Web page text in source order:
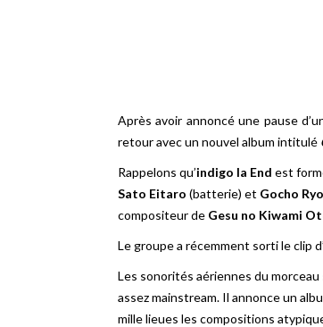
Après avoir annoncé une pause
retour avec un nouvel album intitulé
Rappelons qu’indigo la End est
Sato Eitaro (batterie) et Gocho
compositeur de Gesu no Kiwami
Le groupe a récemment sorti le clip d’
Les sonorités aériennes du
assez mainstream. Il annonce un
mille lieues les compositions